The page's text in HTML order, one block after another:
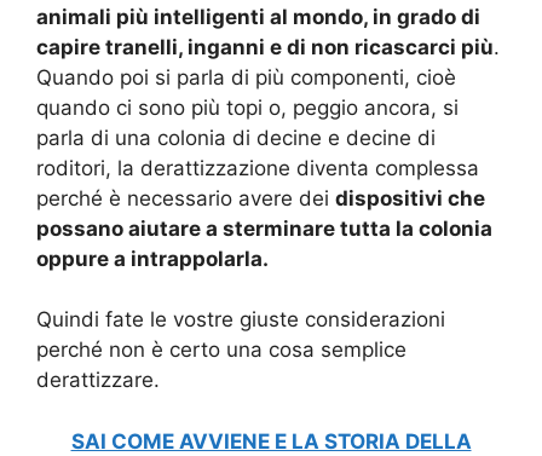
animali più intelligenti al mondo, in grado di
capire tranelli, inganni e di non ricascarci più.
Quando poi si parla di più componenti, cioè
quando ci sono più topi o, peggio ancora, si
parla di una colonia di decine e decine di
roditori, la derattizzazione diventa complessa
perché è necessario avere dei dispositivi che
possano aiutare a sterminare tutta la colonia
oppure a intrappolarla.
Quindi fate le vostre giuste considerazioni
perché non è certo una cosa semplice
derattizzare.
SAI COME AVVIENE E LA STORIA DELLA